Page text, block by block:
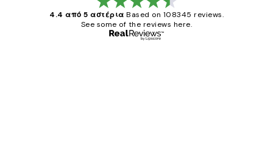
4.4 από 5 αστέρια Based on 108345 reviews.
See some of the reviews here.